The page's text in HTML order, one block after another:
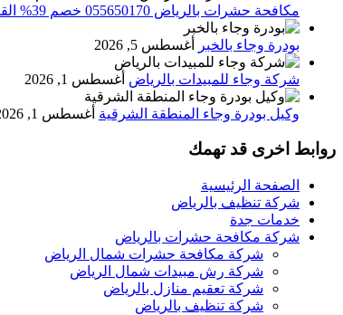
مكافحة حشرات بالرياض 055650170 خصم 39% القضاء التام علي الحشرات والقوارض
بودرة وجاء بالخبر أغسطس 5, 2026
شركة وجاء للمبيدات بالرياض أغسطس 1, 2026
وكيل بودرة وجاء المنطقة الشرقية أغسطس 1, 2026
روابط اخرى قد تهمك
الصفحة الرئيسية
شركة تنظيف بالرياض
خدمات جدة
شركة مكافحة حشرات بالرياض
شركة مكافحة حشرات شمال الرياض
شركة رش مبيدات شمال الرياض
شركة تعقيم منازل بالرياض
شركة تنظيف بالرياض